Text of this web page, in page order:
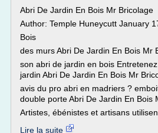
Abri De Jardin En Bois Mr Bricolage
Author: Temple Huneycutt January
Bois
des murs Abri De Jardin En Bois Mr
son abri de jardin en bois
jardin Abri De Jardin En Bois Mr
avis du pro abri en madriers ?
double porte Abri De Jardin En Bois
Artistes, ébénistes et artisans
Lire la suite